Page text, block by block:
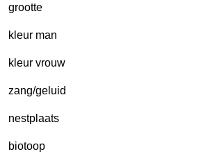
grootte
kleur man
kleur vrouw
zang/geluid
nestplaats
biotoop